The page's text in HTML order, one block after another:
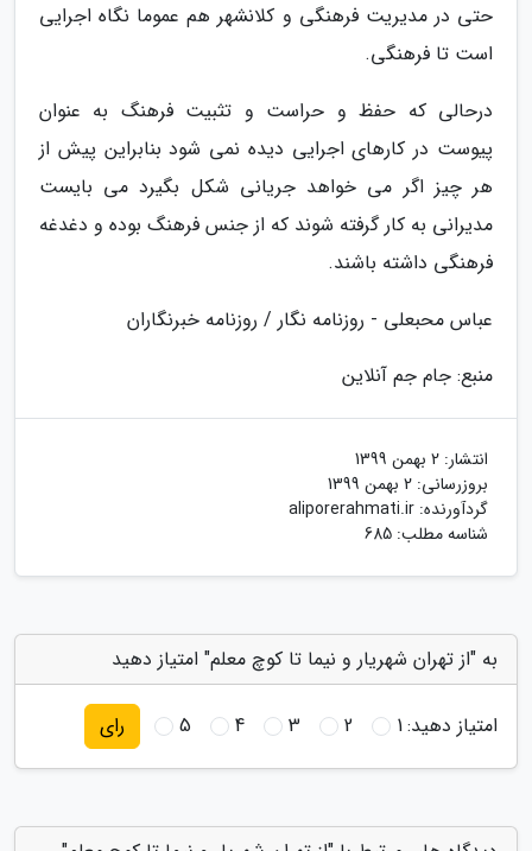
حتی در مدیریت فرهنگی و کلانشهر هم عموما نگاه اجرایی
است تا فرهنگی.
درحالی که حفظ و حراست و تثبیت فرهنگ به عنوان
پیوست در کارهای اجرایی دیده نمی شود بنابراین پیش از
هر چیز اگر می خواهد جریانی شکل بگیرد می بایست
مدیرانی به کار گرفته شوند که از جنس فرهنگ بوده و دغدغه
فرهنگی داشته باشند.
عباس محبعلی - روزنامه نگار / روزنامه خبرنگاران
منبع: جام جم آنلاین
انتشار: 2 بهمن 1399
بروزرسانی: 2 بهمن 1399
گردآورنده: aliporerahmati.ir
شناسه مطلب: 685
به "از تهران شهریار و نیما تا کوچ معلم" امتیاز دهید
امتیاز دهید:1
2
3
4
5 رای